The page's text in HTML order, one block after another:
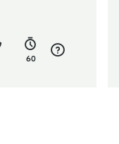
60